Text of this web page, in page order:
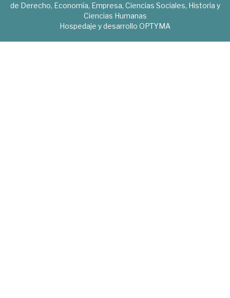
de Derecho, Economía, Empresa, Ciencias Sociales, Historia y
Ciencias Humanas
Hospedaje y desarrollo OPTYMA